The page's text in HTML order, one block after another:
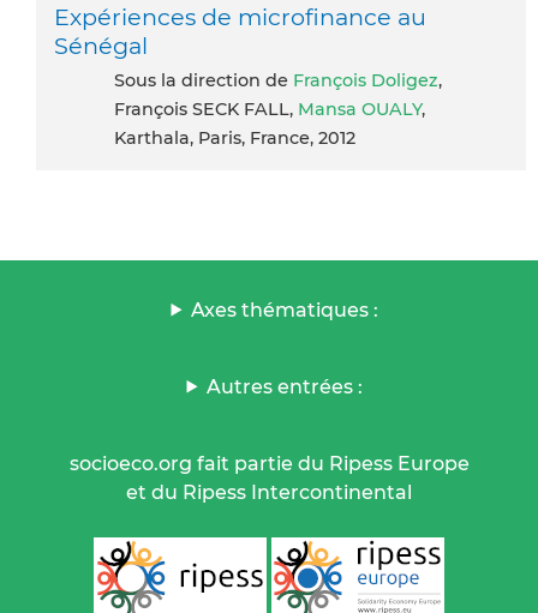
Expériences de microfinance au
Sénégal
Sous la direction de François Doligez,
François SECK FALL, Mansa OUALY,
Karthala, Paris, France, 2012
Axes thématiques :
Autres entrées :
socioeco.org fait partie du Ripess Europe
et du Ripess Intercontinental